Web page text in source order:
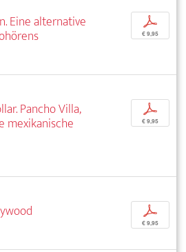
Eine alternative
p
€ 9,95
Pancho Villa,
mexikanische
p
€ 9,95
p
€ 9,95